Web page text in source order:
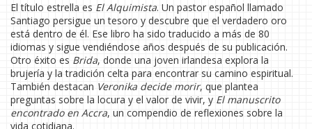
El título estrella es El Alquimista. Un pastor español llamado
Santiago persigue un tesoro y descubre que el verdadero oro
está dentro de él. Ese libro ha sido traducido a más de 80
idiomas y sigue vendiéndose años después de su publicación.
Otro éxito es Brida, donde una joven irlandesa explora la
brujería y la tradición celta para encontrar su camino espiritual.
También destacan Veronika decide morir, que plantea
preguntas sobre la locura y el valor de vivir, y El manuscrito
encontrado en Accra, un compendio de reflexiones sobre la
vida cotidiana.